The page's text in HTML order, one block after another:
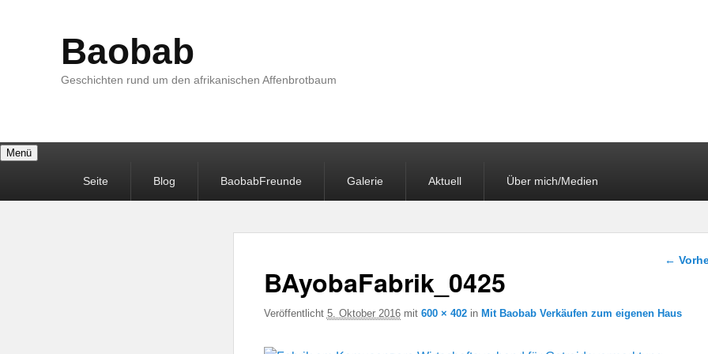
Baobab
Geschichten rund um den afrikanischen Affenbrotbaum
Menü
Seite Blog BaobabFreunde Galerie Aktuell Über mich/Medien
Bilder-
←
BAyobaFabrik_0425
Veröffentlicht 5. Oktober 2016mit 600 × 402in Mit Baobab Verkäufen zum eigenen Haus